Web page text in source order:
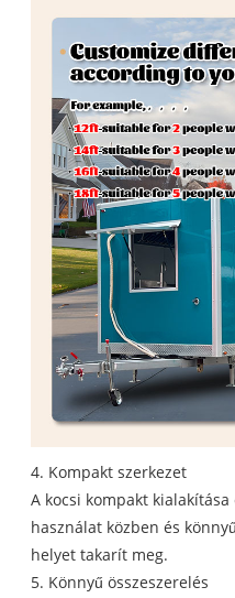
4. Kompakt szerkezet
A kocsi kompakt
használat közben és
helyet takarít meg.
5. Könnyű összeszerelés